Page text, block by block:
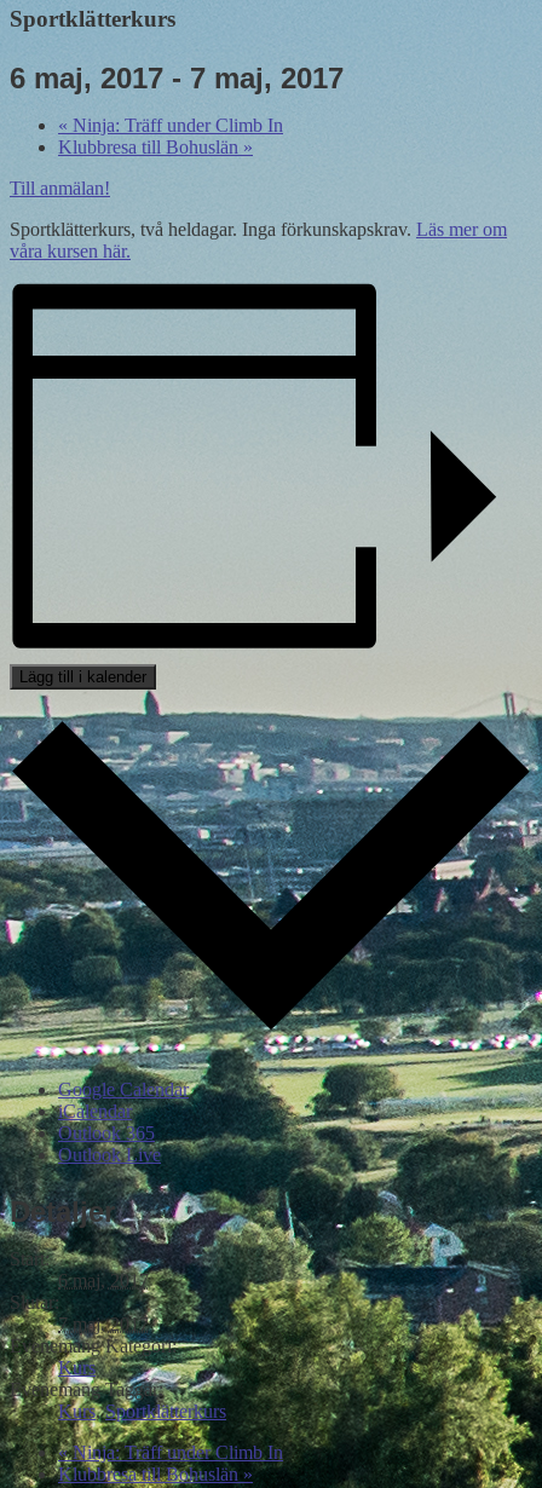
Sportklätterkurs
6 maj, 2017 - 7 maj, 2017
« Ninja: Träff under Climb In
Klubbresa till Bohuslän »
Till anmälan!
Sportklätterkurs, två heldagar. Inga förkunskapskrav. Läs mer om
våra kursen här.
Lägg till i kalender
Google Calendar
iCalendar
Outlook 365
Outlook Live
Detaljer
Start:
6 maj, 2017
Slutar:
7 maj, 2017
Evenemang Kategori:
Kurs
Evenemang Taggar:
Kurs,Sportklätterkurs
«Ninja: Träff under Climb In
Klubbresa till Bohuslän »